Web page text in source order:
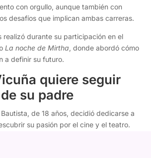
con orgullo, aunque también con
desafíos que implican ambas carreras.
realizó durante su participación en el
La noche de Mirtha, donde abordó cómo
a definir su futuro.
quiere seguir
su padre
de 18 años, decidió dedicarse a
su pasión por el cine y el teatro.